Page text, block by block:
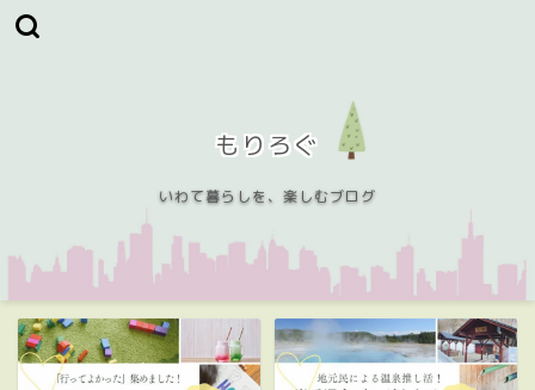
もりろぐ
いわて暮らしを、楽しむブログ